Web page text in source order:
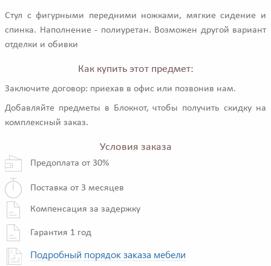
Стул с фигурными передними ножками, мягкие сидение и
спинка. Наполнение - полиуретан. Возможен другой вариант
отделки и обивки
Как купить этот предмет:
Заключите договор: приехав в офис или позвонив нам.
Добавляйте предметы в Блокнот, чтобы получить скидку на
комплексный заказ.
Условия заказа
Предоплата от 30%
Поставка от 3 месяцев
Компенсация за задержку
Гарантия 1 год
Подробный порядок заказа мебели